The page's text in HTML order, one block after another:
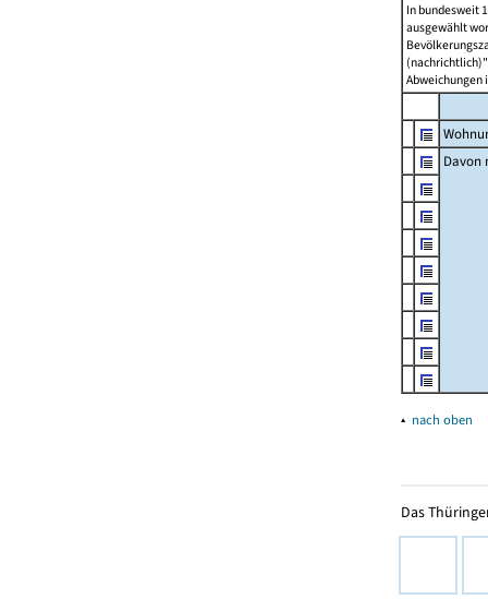
In bundesweit
ausgewählt
Abweichungen
Davon
▴ nach oben
Das